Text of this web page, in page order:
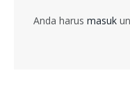
Anda harus masuk